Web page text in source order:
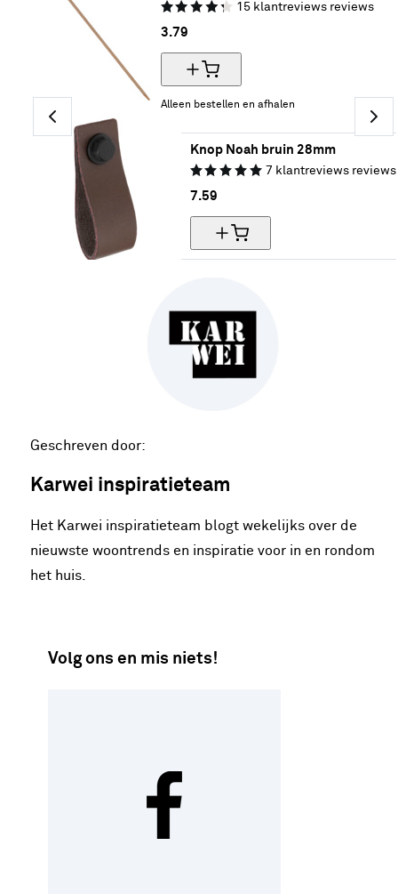
15 klantreviews reviews
3.79
Alleen bestellen en afhalen
Knop Noah bruin 28mm
7 klantreviews reviews
7.59
Geschreven door:
Karwei inspiratieteam
Het Karwei inspiratieteam blogt wekelijks over de
nieuwste woontrends en inspiratie voor in en rondom
het huis.
Volg ons en mis niets!